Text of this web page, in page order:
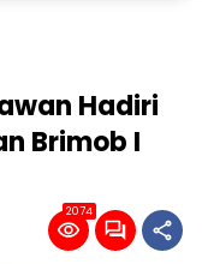
Hadiri
Brimob I
2074